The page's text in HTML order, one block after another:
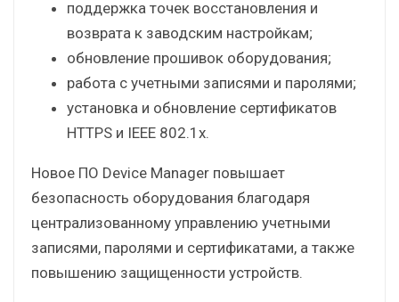
поддержка точек восстановления и
возврата к заводским настройкам;
обновление прошивок оборудования;
работа с учетными записями и паролями;
установка и обновление сертификатов
HTTPS и IEEE 802.1x.
Новое ПО Device Manager повышает
безопасность оборудования благодаря
централизованному управлению учетными
записями, паролями и сертификатами, а также
повышению защищенности устройств.